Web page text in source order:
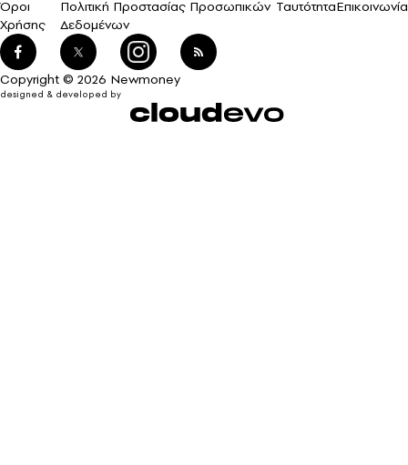
Όροι
Χρήσης
Πολιτική Προστασίας Προσωπικών
Δεδομένων
ΤαυτότηταΕπικοινωνία
Copyright © 2026 Newmoney
designed & developed by